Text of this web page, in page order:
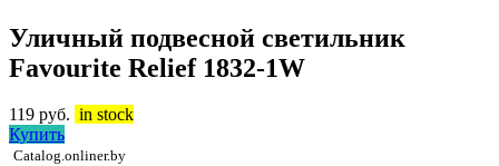
Уличный подвесной светильник
Favourite Relief 1832-1W
119 руб. in stock
Купить
Catalog.onliner.by